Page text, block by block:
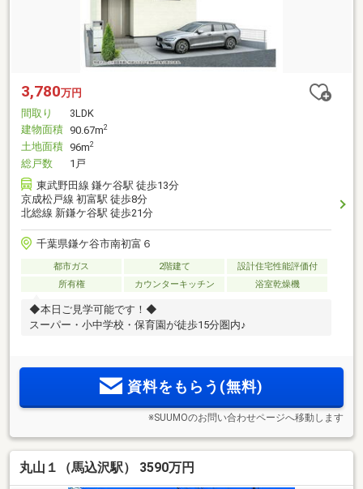
3,780万円
間取り
3LDK
建物面積 90.67m2
土地面積 96m2
総戸数
1戸
東武野田線 鎌ケ谷駅 徒歩13分
京成松戸線 初富駅 徒歩8分
北総線 新鎌ケ谷駅 徒歩21分
千葉県鎌ケ谷市南初富６
都市ガス 2階建て
設計住宅性能評価付
所有権
カウンターキッチン 浴室乾燥機
◆本日ご見学可能です！◆
スーパー・小中学校・保育園が徒歩15分圏内♪
資料をもらう(無料)
※SUUMOのお問い合わせページへ移動します
丸山１（馬込沢駅） 3590万円